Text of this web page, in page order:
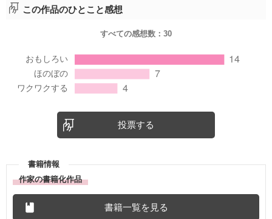
この作品のひとこと感想
すべての感想数： 30
投票する
書籍情報
作家の書籍化作品
書籍一覧を見る